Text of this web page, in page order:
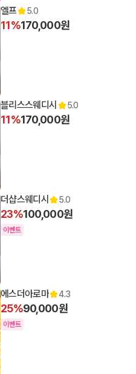
엘프 5.0
11%170,000원
블리스스웨디시 5.0
11%170,000원
더샵스웨디시 5.0
23%100,000원
이벤트
에스더아로마 4.3
25%90,000원
이벤트